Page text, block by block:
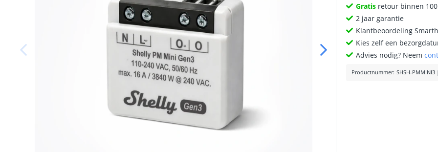
Gratis retour binnen
2 jaar garantie
Klantbeoordeling
Kies zelf een
Advies nodig? Neem
Productnummer: SHSH-PMMINI3